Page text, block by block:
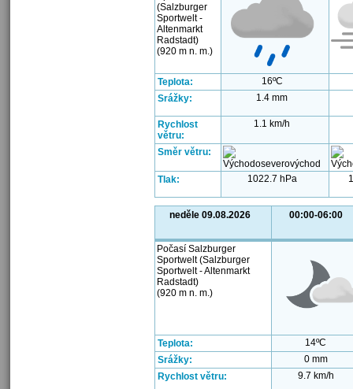
(Salzburger
Sportwelt -
Altenmarkt
Radstadt)
(920 m n. m.)
Teplota:
16ºC
Srážky:
1.4 mm
Rychlost
větru:
1.1 km/h
Směr větru:
Tlak: 1022.7 hPa
neděle 09.08.2026 00:00-06:00
Počasí Salzburger
Sportwelt (Salzburger
Sportwelt - Altenmarkt
Radstadt)
(920 m n. m.)
Teplota:
14ºC
Srážky:
0 mm
Rychlost větru:
9.7 km/h